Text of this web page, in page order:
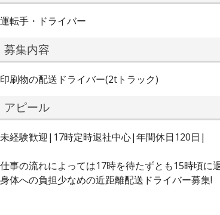
運転手・ドライバー
募集内容
印刷物の配送ドライバー(2tトラック)
アピール
未経験歓迎|17時定時退社中心|年間休日120日|
仕事の流れによっては17時を待たずとも15時頃に
身体への負担少なめの近距離配送ドライバー募集!